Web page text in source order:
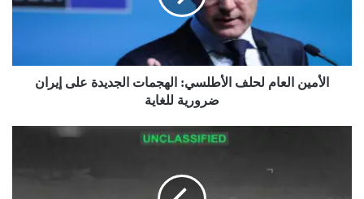
ضرورية
الأمين العام لحلف الأطلسي: الهجمات الجديدة على إيران
ضرورية للغاية